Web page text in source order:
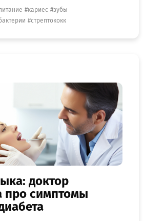
кариес
зубы
стрептококк
доктор
про симптомы